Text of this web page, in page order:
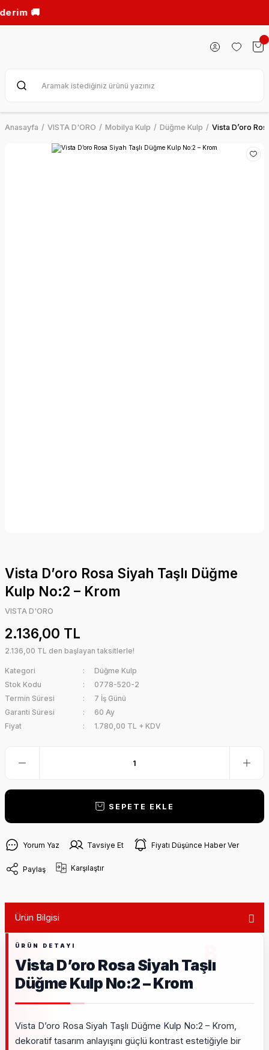
Anasayfa VISTA D'ORO Mobilya Kulp Düğme Kulp Vista D’oro
Vista D’oro Rosa Siyah Taşlı Düğme
Kulp No:2 – Krom
VISTA D'ORO
2.136,00 TL
2.136,00 TL den başlayan taksitlerle!
Kategori
Düğme Kulp
Stok Kodu
0778-520-2
Termin Süresi
7 İş Günü
Garanti Süresi
60 Ay
Fiyat
1.780,00 TL + KDV
SEPETE EKLE
Yorum Yaz Tavsiye Et Fiyatı Düşünce Haber Ver
Paylaş Karşılaştır
Ürün Bilgisi
Vista D’oro Rosa Siyah Taşlı
Düğme Kulp No:2 – Krom
Vista D’oro Rosa Siyah Taşlı Düğme Kulp No:2 – Krom,
dekoratif tasarım anlayışını güçlü kontrast estetiğiyle bir